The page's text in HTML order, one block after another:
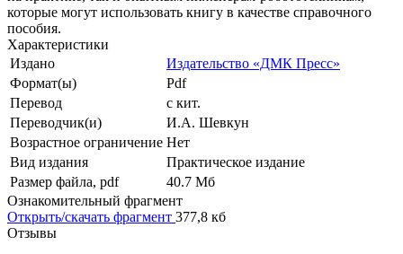
которые могут использовать книгу в качестве справочного
пособия.
Характеристики
Издано
Издательство «ДМК Пресс»
Формат(ы)
Pdf
Перевод
с кит.
Переводчик(и)
И.А. Шевкун
Возрастное ограничение Нет
Вид издания
Практическое издание
Размер файла, pdf
40.7 Mб
Ознакомительный фрагмент
Открыть/скачать фрагмент 377,8 кб
Отзывы